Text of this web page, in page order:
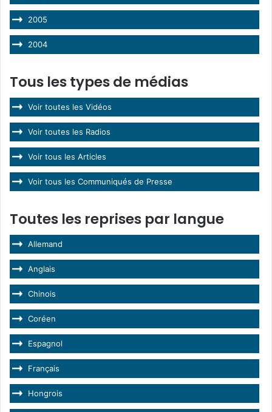
2005
2004
Tous les types de médias
Voir toutes les Vidéos
Voir toutes les Radios
Voir tous les Articles
Voir tous les Communiqués de Presse
Toutes les reprises par langue
Allemand
Anglais
Chinois
Coréen
Espagnol
Français
Hongrois